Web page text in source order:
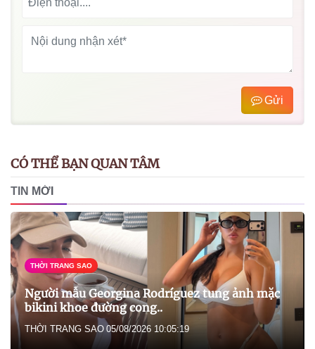
Gửi
CÓ THỂ BẠN QUAN TÂM
TIN MỚI
THỜI TRANG SAO
Người mẫu Georgina Rodríguez tung ảnh mặc
bikini khoe đường cong..
THỜI TRANG SAO 05/08/2026 10:05:19